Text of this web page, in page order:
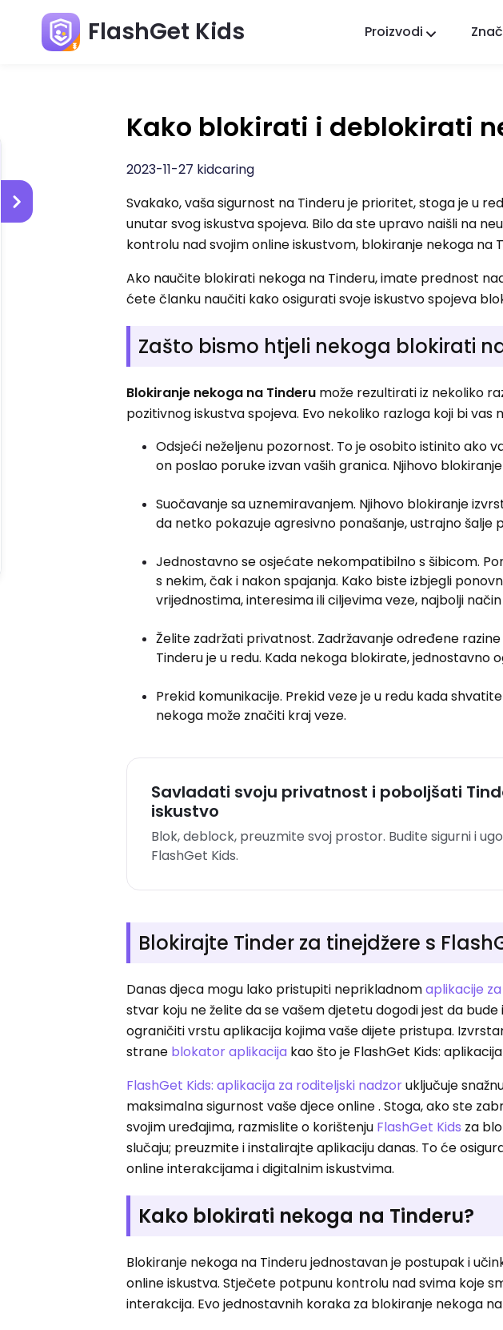
FlashGet Kids Proizvodi
FlashGet
Sigurnost
Kako blokirati i deblokirati
2023-11-27 kidcaring
Svakako, vaša sigurnost na Tinderu je prioritet, stoga je u
unutar svog iskustva spojeva. Bilo da ste upravo naišli na
kontrolu nad svojim online iskustvom, blokiranje nekoga na
Ako naučite blokirati nekoga na Tinderu, imate prednost
ćete članku naučiti kako osigurati svoje iskustvo spojeva
Zašto bismo htjeli nekoga blokirati
Blokiranje nekoga na Tinderu može rezultirati iz nekoliko
pozitivnog iskustva spojeva. Evo nekoliko razloga koji bi vas
Odsjeći neželjenu pozornost. To je osobito istinito ako
on poslao poruke izvan vaših granica. Njihovo
Suočavanje sa uznemiravanjem. Njihovo blokiranje
da netko pokazuje agresivno ponašanje, ustrajno šalje
Jednostavno se osjećate nekompatibilno s šibicom.
s nekim, čak i nakon spajanja. Kako biste izbjegli
vrijednostima, interesima ili ciljevima veze, najbolji
Želite zadržati privatnost. Zadržavanje određene
Tinderu je u redu. Kada nekoga blokirate, jednostavno
Prekid komunikacije. Prekid veze je u redu kada
nekoga može značiti kraj veze.
Savladati svoju privatnost i poboljšati
iskustvo
Blok, deblock, preuzmite svoj prostor. Budite sigurni i
FlashGet Kids.
Blokirajte Tinder za tinejdžere s
Danas djeca mogu lako pristupiti neprikladnomaplikacije
stvar koju ne želite da se vašem djetetu dogodi jest da
ograničiti vrstu aplikacija kojima vaše dijete pristupa.
strane blokator aplikacija kao što je FlashGet Kids:
FlashGet Kids: aplikacija za roditeljski nadzoruključuje
maksimalna sigurnost vaše djece online . Stoga, ako ste
svojim uređajima, razmislite o korištenju FlashGet Kids za
slučaju; preuzmite i instalirajte aplikaciju danas. To će
online interakcijama i digitalnim iskustvima.
Kako blokirati nekoga na Tinderu?
Blokiranje nekoga na Tinderu jednostavan je postupak i
online iskustva. Stječete potpunu kontrolu nad svima koje
interakcija. Evo jednostavnih koraka za blokiranje nekoga